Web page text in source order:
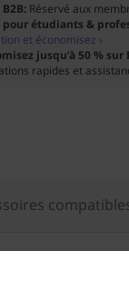
Réservé aux
pour étudiants &
et économisez ›
jusqu’à 50 %
rapides et